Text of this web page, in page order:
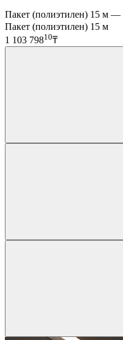
Пакет (полиэтилен) 15 м —
Пакет (полиэтилен) 15 м
1 103 79810₸